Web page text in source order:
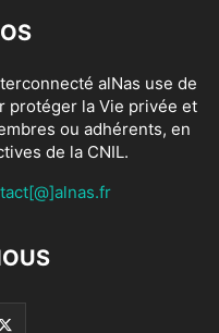
alNas use de
protéger la Vie privée et
ou adhérents, en
de la CNIL.